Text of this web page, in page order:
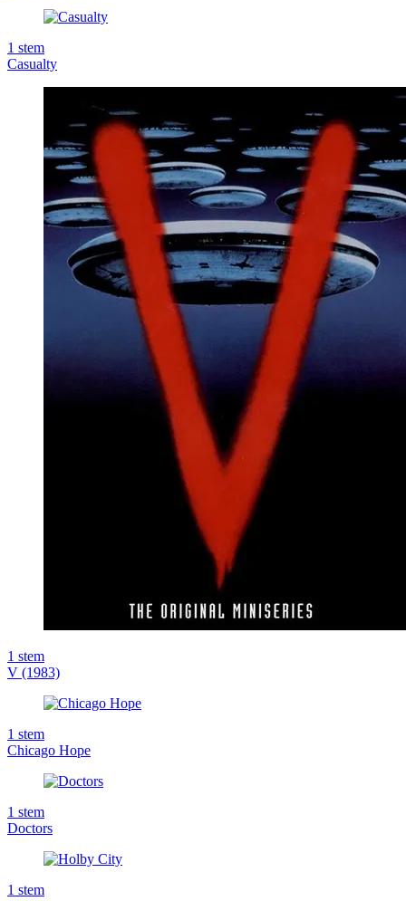
1 stem
Casualty
1 stem
V (1983)
1 stem
Chicago Hope
1 stem
Doctors
1 stem